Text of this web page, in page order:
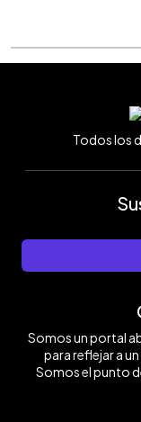
Todos los
Somos un portal
para reflejar a un
Somos el punto